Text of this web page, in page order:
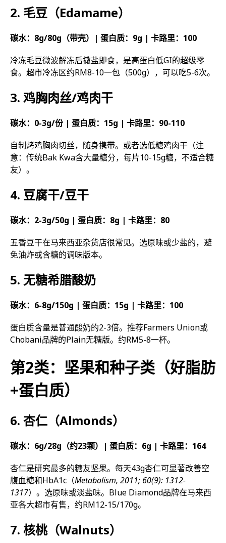
2. 毛豆（Edamame）
碳水：8g/80g（带壳）| 蛋白质：9g | 卡路里：100
冷冻毛豆微波解冻后撒盐即食，是高蛋白低GI的超级零
食。超市冷冻区约RM8-10一包（500g），可以吃5-6次。
3. 鸡胸肉丝/鸡肉干
碳水：0-3g/份 | 蛋白质：15g | 卡路里：90-110
自制烤鸡胸肉切丝，随身携带。或者选低糖鸡肉干（注
意：传统Bak Kwa含大量糖分，每片10-15g糖，不适合糖
友）。
4. 豆腐干/豆干
碳水：2-3g/50g | 蛋白质：8g | 卡路里：80
五香豆干在马来西亚杂货店很常见。选原味或少盐的，避
免油炸或含糖的调味版本。
5. 无糖希腊酸奶
碳水：6-8g/150g | 蛋白质：15g | 卡路里：100
蛋白质含量是普通酸奶的2-3倍。推荐Farmers Union或
Chobani品牌的Plain无糖版。约RM5-8一杯。
第2类：坚果和种子类（好脂肪
+蛋白质）
6. 杏仁（Almonds）
碳水：6g/28g（约23颗）| 蛋白质：6g | 卡路里：164
杏仁是研究最多的糖友坚果。每天43g杏仁可显著改善空
腹血糖和HbA1c（Metabolism, 2011; 60(9): 1312-
1317）。选原味或淡盐味。Blue Diamond品牌在马来西
亚各大超市有售，约RM12-15/170g。
7. 核桃（Walnuts）